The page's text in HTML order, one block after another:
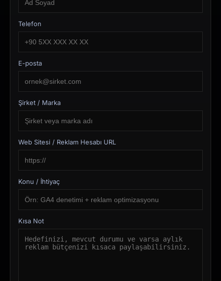
Telefon
E-posta
Şirket / Marka
Web Sitesi / Reklam Hesabı URL
Konu / İhtiyaç
Kısa Not